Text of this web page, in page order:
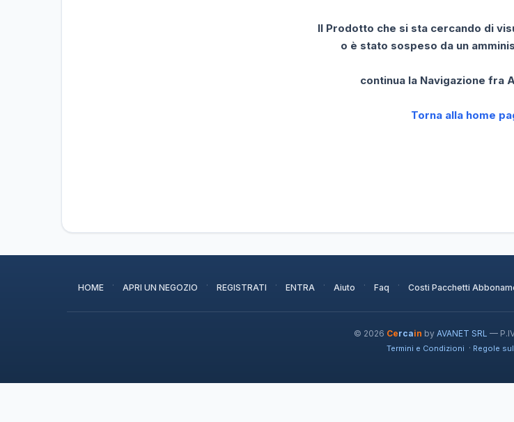
Il Prodotto che si sta cercando di
o è stato sospeso da un
continua la Navigazione fra
Torna alla home
HOME · APRI UN NEGOZIO · REGISTRATI · ENTRA · Aiuto · Faq · Costi Pacchetti
© 2026 Cercain by AVANET SRL —
Termini e Condizioni · Regole